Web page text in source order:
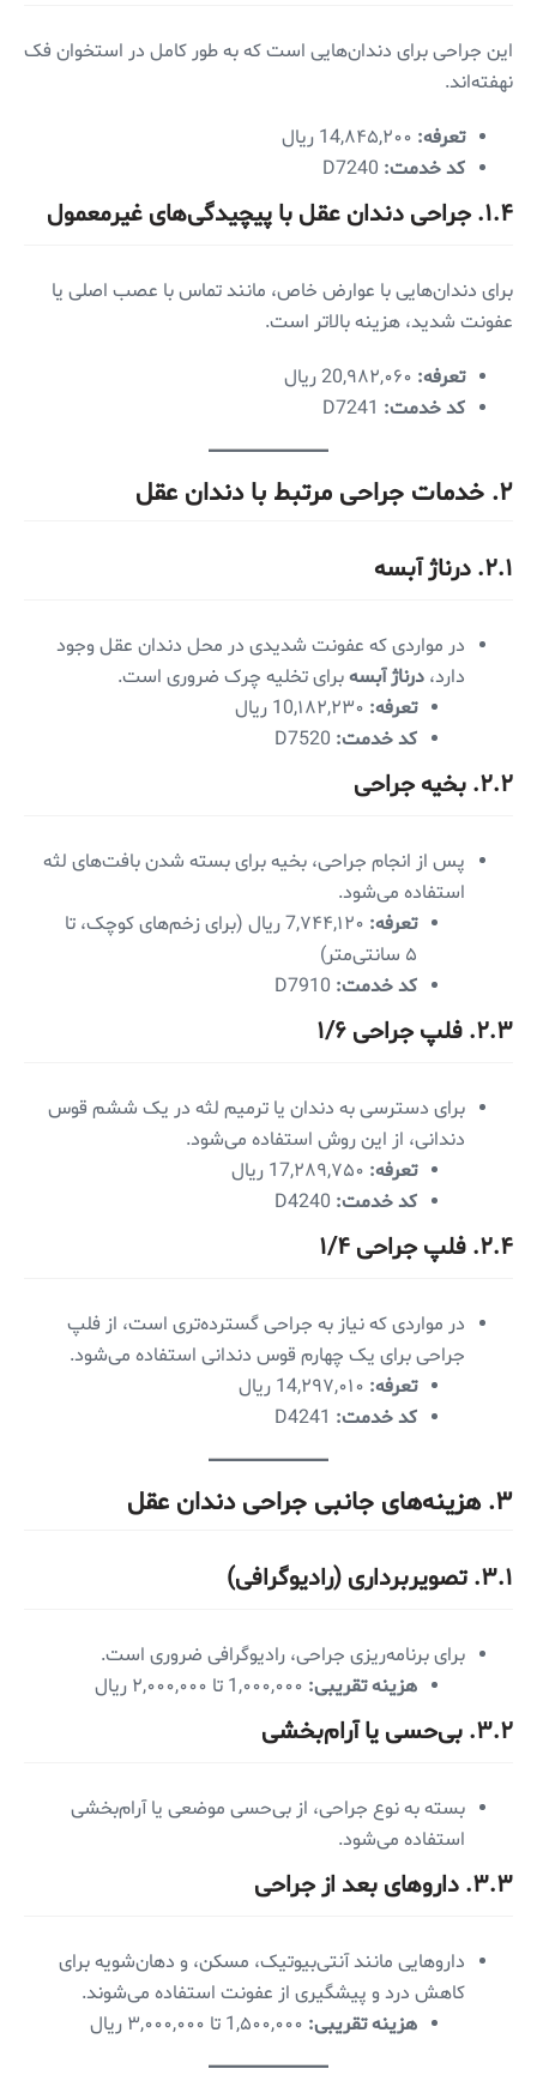
این جراحی برای دندان‌هایی است که به طور کامل در استخوان فک
نهفته‌اند.
تعرفه:
کد خدمت:
۱.۴. جراحی دندان عقل با پیچیدگی‌های غیرمعمول
برای دندان‌هایی با عوارض خاص، مانند تماس با عصب اصلی یا
عفونت شدید، هزینه بالاتر است.
تعرفه:
کد خدمت:
۲. خدمات جراحی مرتبط با دندان عقل
۲.۱. درناژ آبسه
در مواردی که عفونت شدیدی در محل دندان عقل وجود
دارد، درناژ آبسهبرای تخلیه چرک ضروری است.
تعرفه:
کد خدمت:
۲.۲. بخیه جراحی
پس از انجام جراحی، بخیه برای بسته شدن بافت‌های لثه
استفاده می‌شود.
تعرفه:
7,۷۴۴,۱۲۰ ریال (برای زخم‌های کوچک، تا
۵ سانتی‌متر)
کد خدمت:
۲.۳. فلپ جراحی ۱/۶
برای دسترسی به دندان یا ترمیم لثه در یک ششم قوس
دندانی، از این روش استفاده می‌شود.
تعرفه:
کد خدمت:
۲.۴. فلپ جراحی ۱/۴
در مواردی که نیاز به جراحی گسترده‌تری است، از فلپ
جراحی برای یک چهارم قوس دندانی استفاده می‌شود.
تعرفه:
کد خدمت:
۳. هزینه‌های جانبی جراحی دندان عقل
۳.۱. تصویربرداری (رادیوگرافی)
برای برنامه‌ریزی جراحی، رادیوگرافی ضروری است.
هزینه تقریبی:
۳.۲. بی‌حسی یا آرام‌بخشی
بسته به نوع جراحی، از بی‌حسی موضعی یا آرام‌بخشی
استفاده می‌شود.
۳.۳. داروهای بعد از جراحی
داروهایی مانند آنتی‌بیوتیک، مسکن، و دهان‌شویه برای
کاهش درد و پیشگیری از عفونت استفاده می‌شوند.
هزینه تقریبی: